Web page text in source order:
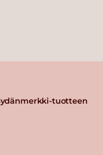
tuotteen